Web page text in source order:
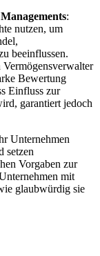
:
nutzen, um
beeinflussen.
Bewertung
Einfluss zur
garantiert jedoch
Unternehmen
setzen
Vorgaben zur
mit
glaubwürdig sie